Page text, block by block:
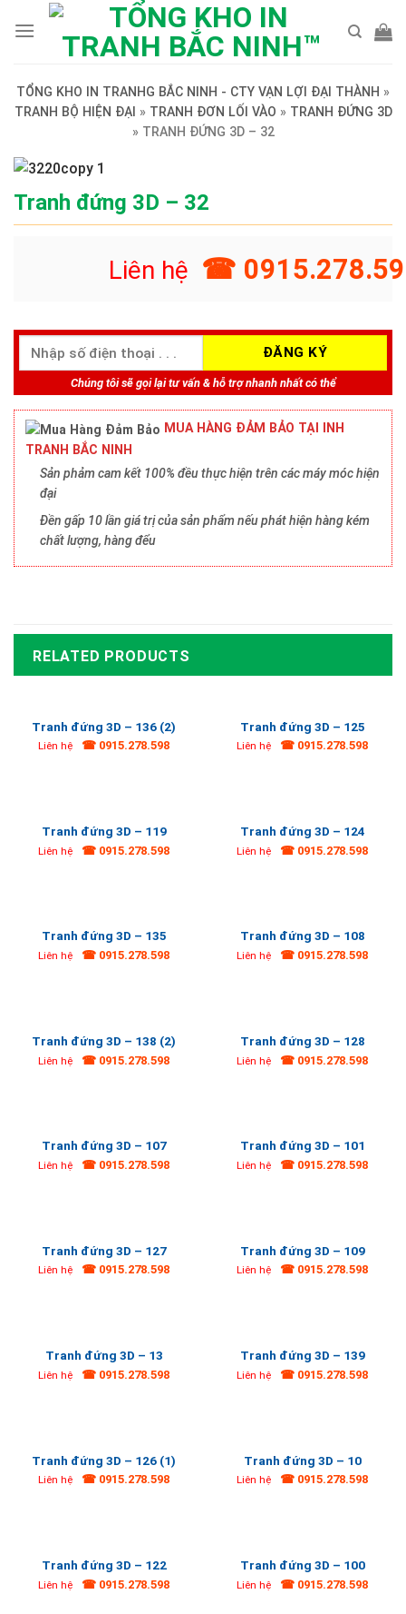
TỔNG KHO IN TRANHG BẮC NINH - CTY VẠN LỢI ĐẠI THÀNH »
TRANH BỘ HIỆN ĐẠI » TRANH ĐƠN LỐI VÀO » TRANH ĐỨNG 3D
» TRANH ĐỨNG 3D – 32
Tranh đứng 3D – 32
Liên hệ ☎
Chúng tôi sẽ gọi lại tư vấn & hỗ trợ nhanh nhất có thể
MUA HÀNG ĐẢM BẢO TẠI INH
TRANH BẮC NINH
Sản phảm cam kết 100% đều thực hiện trên các máy móc hiện
đại
Đền gấp 10 lần giá trị của sản phẩm nếu phát hiện hàng kém
chất lượng, hàng đểu
RELATED PRODUCTS
Tranh đứng 3D – 136 (2)
Liên hệ ☎ 0915.278.598
Tranh đứng 3D – 125
Liên hệ ☎ 0915.278.598
Tranh đứng 3D – 119
Liên hệ ☎ 0915.278.598
Tranh đứng 3D – 124
Liên hệ ☎ 0915.278.598
Tranh đứng 3D – 135
Liên hệ ☎ 0915.278.598
Tranh đứng 3D – 108
Liên hệ ☎ 0915.278.598
Tranh đứng 3D – 138 (2)
Liên hệ ☎ 0915.278.598
Tranh đứng 3D – 128
Liên hệ ☎ 0915.278.598
Tranh đứng 3D – 107
Liên hệ ☎ 0915.278.598
Tranh đứng 3D – 101
Liên hệ ☎ 0915.278.598
Tranh đứng 3D – 127
Liên hệ ☎ 0915.278.598
Tranh đứng 3D – 109
Liên hệ ☎ 0915.278.598
Tranh đứng 3D – 13
Liên hệ ☎ 0915.278.598
Tranh đứng 3D – 139
Liên hệ ☎ 0915.278.598
Tranh đứng 3D – 126 (1)
Liên hệ ☎ 0915.278.598
Tranh đứng 3D – 10
Liên hệ ☎ 0915.278.598
Tranh đứng 3D – 122
Liên hệ ☎ 0915.278.598
Tranh đứng 3D – 100
Liên hệ ☎ 0915.278.598